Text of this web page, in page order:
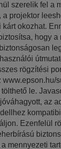
szerelik fel a
a projektor
kárt okozhat.
hogy a
rögzítési
www.epson.hu/
le.
az
Ezenfelül
mennyezeti